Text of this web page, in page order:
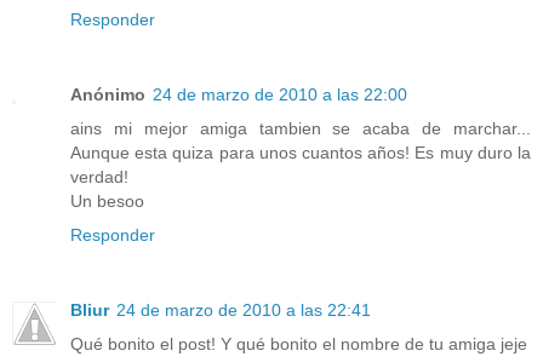
Responder
Anónimo 24 de marzo de 2010 a las 22:00
ains mi mejor amiga tambien se acaba de marchar...
Aunque esta quiza para unos cuantos años! Es muy duro la
verdad!
Un besoo
Responder
Bliur 24 de marzo de 2010 a las 22:41
Qué bonito el post! Y qué bonito el nombre de tu amiga jeje